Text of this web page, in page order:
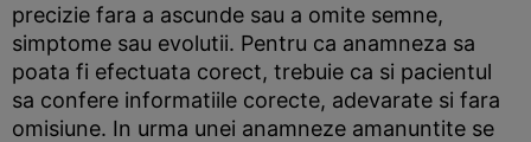
precizie fara a ascunde sau a omite semne,
simptome sau evolutii. Pentru ca anamneza sa
poata fi efectuata corect, trebuie ca si pacientul
sa confere informatiile corecte, adevarate si fara
omisiune. In urma unei anamneze amanuntite se